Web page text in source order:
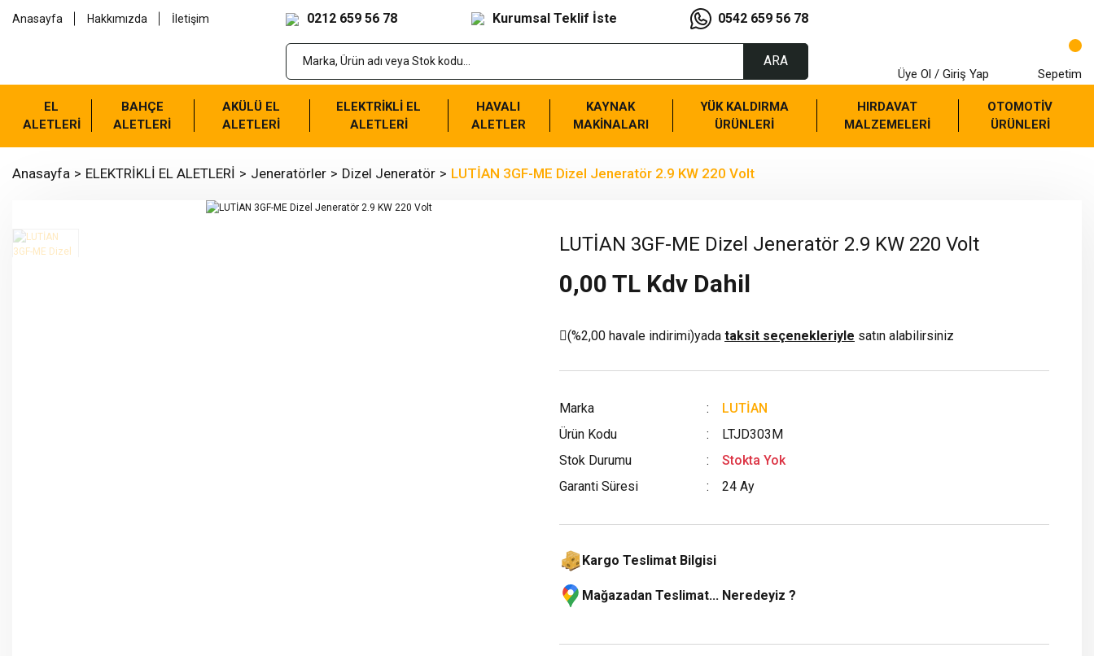
Anasayfa Hakkımızda İletişim 0212 659 56 78 Kurumsal Teklif İste 0542 659 56 78
ARA
Üye Ol / Giriş Yap Sepetim
EL
ALETLERİ
BAHÇE
ALETLERİ
AKÜLÜ EL
ALETLERİ
ELEKTRİKLİ EL
ALETLERİ
HAVALI
ALETLER
KAYNAK
MAKİNALARI
YÜK KALDIRMA
ÜRÜNLERİ
HIRDAVAT
MALZEMELERİ
OTOMOTİV
ÜRÜNLERİ
Anasayfa ELEKTRİKLİ EL ALETLERİ Jeneratörler Dizel Jeneratör LUTİAN 3GF-ME Dizel Jeneratör 2.9 KW 220 Volt
LUTİAN 3GF-ME Dizel Jeneratör 2.9 KW 220 Volt
0,00 TL Kdv Dahil
(%2,00 havale indirimi)yada taksit seçenekleriyle satın alabilirsiniz
Marka
LUTİAN
Ürün Kodu
LTJD303M
Stok Durumu
Stokta Yok
Garanti Süresi
24 Ay
Kargo Teslimat Bilgisi
Mağazadan Teslimat... Neredeyiz ?